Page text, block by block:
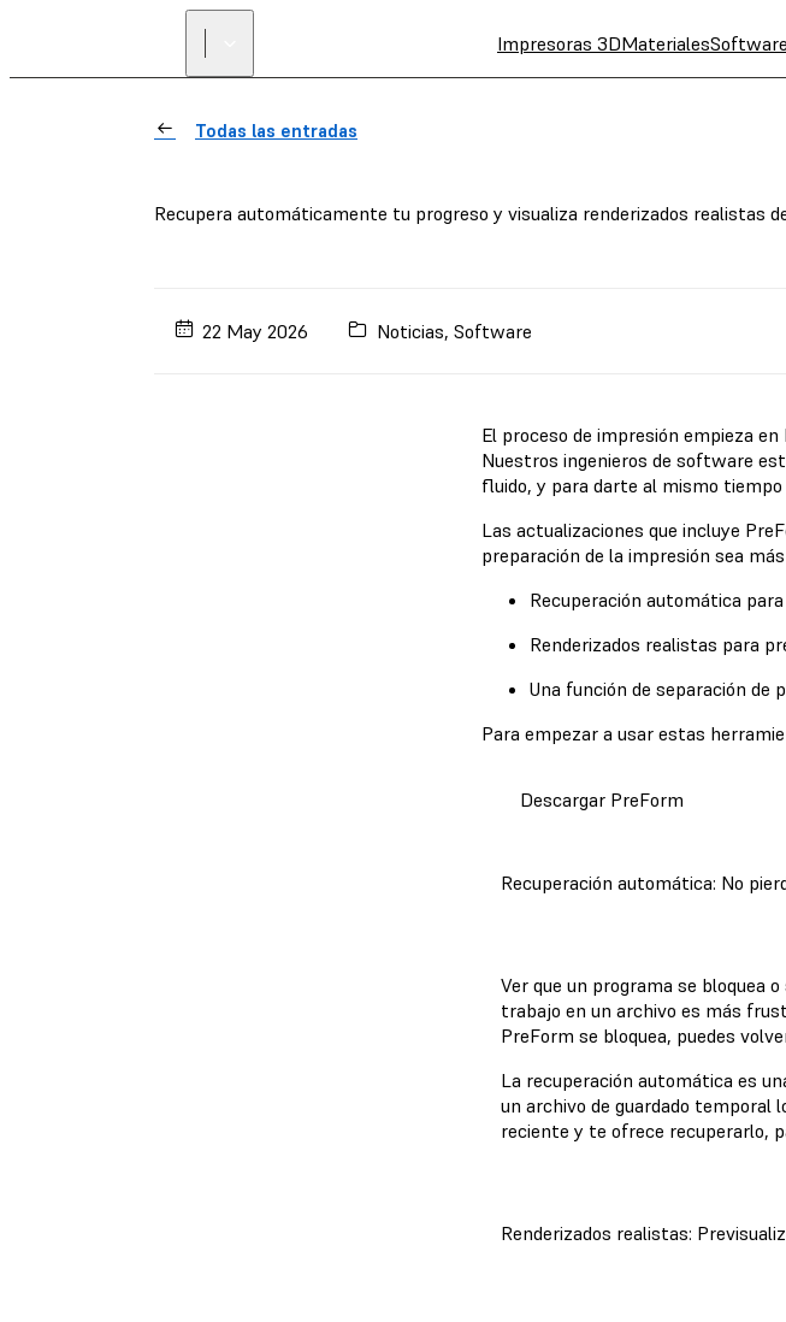
Impresoras 3DMaterialesSoftware
Todas las entradas
Recupera automáticamente tu progreso y visualiza renderizados realistas
22 May 2026 Noticias, Software
El proceso de impresión empieza
Nuestros ingenieros de software
fluido, y para darte al mismo
Las actualizaciones que incluye
preparación de la impresión sea
Recuperación automática
Renderizados realistas para
Una función de separación de
Para empezar a usar estas
Descargar PreForm
Recuperación automática: No
Ver que un programa se bloquea
trabajo en un archivo es más
PreForm se bloquea, puedes
La recuperación automática es
un archivo de guardado
reciente y te ofrece recuperarlo,
Renderizados realistas: